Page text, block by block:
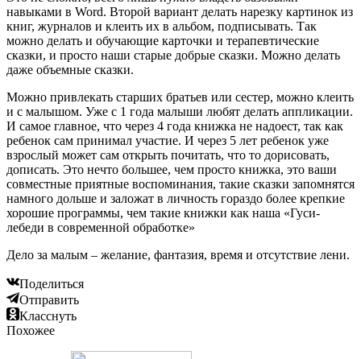
навыками в Word. Второй вариант делать нарезку картинок из
книг, журналов и клеить их в альбом, подписывать. Так
можно делать и обучающие карточки и терапевтические
сказки, и просто наши старые добрые сказки. Можно делать
даже объемные сказки.
Можно привлекать старших братьев или сестер, можно клеить
и с малышом. Уже с 1 года малыши любят делать аппликации.
И самое главное, что через 4 года книжка не надоест, так как
ребенок сам принимал участие. И через 5 лет ребенок уже
взрослый может сам открыть почитать, что то дорисовать,
дописать. Это нечто большее, чем просто книжка, это ваши
совместные приятные воспоминания, такие сказки запомнятся
намного дольше и заложат в личность гораздо более крепкие
хорошие программы, чем такие книжки как наша «Гуси-
лебеди в современной обработке»
Дело за малым – желание, фантазия, время и отсутствие лени.
Поделиться
Отправить
Класснуть
Похожее